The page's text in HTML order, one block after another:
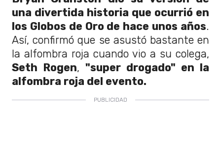
una divertida historia que ocurrió en
los Globos de Oro de hace unos años.
Así, confirmó que se asustó bastante en
la alfombra roja cuando vio a su colega,
Seth Rogen, "super drogado" en la
alfombra roja del evento.